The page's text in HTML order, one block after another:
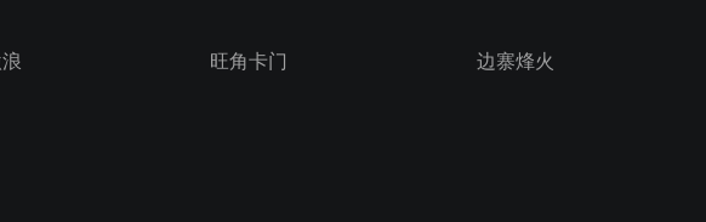
旺角卡门 边寨烽火